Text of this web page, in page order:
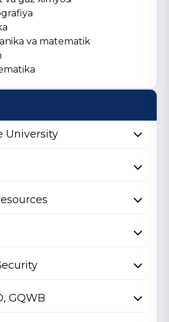
va matematik
University
GQWB